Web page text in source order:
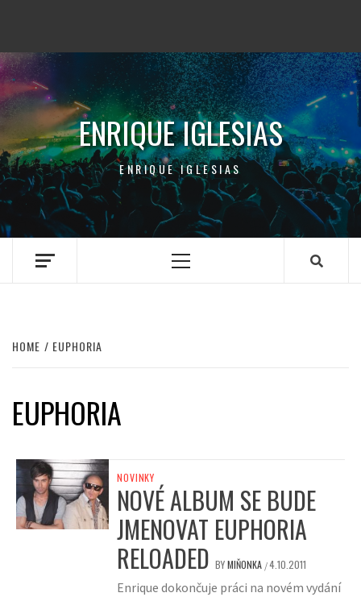
ENRIQUE IGLESIAS
ENRIQUE IGLESIAS
Primary
HOME EUPHORIA
EUPHORIA
NOVINKY
NOVÉ ALBUM SE BUDE
JMENOVAT EUPHORIA
RELOADED BYMIŇONKA /4.10.2011
Enrique dokončuje práci na novém vydání